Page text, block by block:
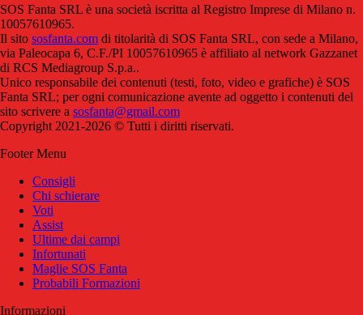
SOS Fanta SRL è una società iscritta al Registro Imprese di Milano n.
10057610965.
Il sito sosfanta.com di titolarità di SOS Fanta SRL, con sede a Milano,
via Paleocapa 6, C.F./PI 10057610965 è affiliato al network Gazzanet
di RCS Mediagroup S.p.a..
Unico responsabile dei contenuti (testi, foto, video e grafiche) è SOS
Fanta SRL; per ogni comunicazione avente ad oggetto i contenuti del
sito scrivere a sosfanta@gmail.com
Copyright 2021-2026 © Tutti i diritti riservati.
Footer Menu
Consigli
Chi schierare
Voti
Assist
Ultime dai campi
Infortunati
Maglie SOS Fanta
Probabili Formazioni
Informazioni